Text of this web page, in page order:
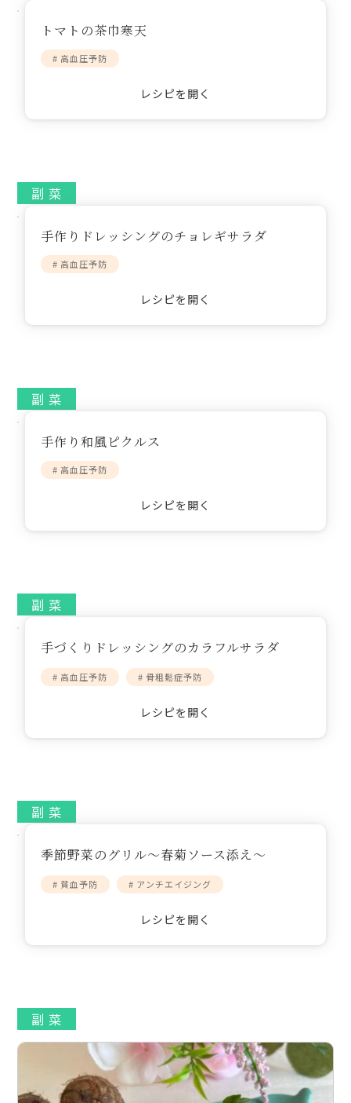
館内3Dマップ
トマトの茶巾寒天
# 高血圧予防
レシピを開く
副 菜
手作りドレッシングのチョレギサラダ
# 高血圧予防
レシピを開く
副 菜
手作り和風ピクルス
# 高血圧予防
レシピを開く
副 菜
手づくりドレッシングのカラフルサラダ
# 高血圧予防 # 骨粗鬆症予防
レシピを開く
副 菜
季節野菜のグリル～春菊ソース添え～
# 貧血予防 # アンチエイジング
レシピを開く
副 菜